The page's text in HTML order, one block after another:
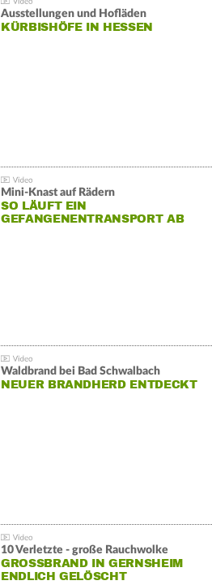
Ausstellungen und Hofläden
KÜRBISHÖFE IN HESSEN
Mini-Knast auf Rädern
SO LÄUFT EIN
GEFANGENENTRANSPORT AB
Waldbrand bei Bad Schwalbach
NEUER BRANDHERD ENTDECKT
10 Verletzte - große Rauchwolke
GROSSBRAND IN GERNSHEIM E
NDLICH GELÖSCHT